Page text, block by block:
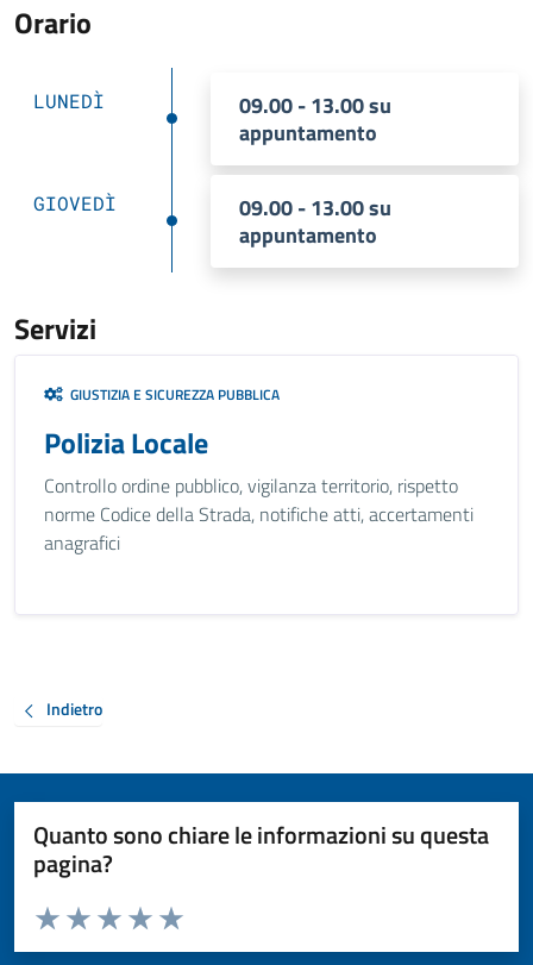
Orario
LUNEDÌ
09.00 - 13.00 su
appuntamento
GIOVEDÌ
09.00 - 13.00 su
appuntamento
Servizi
GIUSTIZIA E SICUREZZA PUBBLICA
Polizia Locale
Controllo ordine pubblico, vigilanza territorio, rispetto
norme Codice della Strada, notifiche atti, accertamenti
anagrafici
Indietro
Quanto sono chiare le informazioni su questa
pagina?
Valuta da 1 a 5 stelle la pagina
Valuta 5 stelle su 5
Valuta 4 stelle su 5
Valuta 3 stelle su 5
Valuta 2 stelle su 5
Valuta 1 stelle su 5